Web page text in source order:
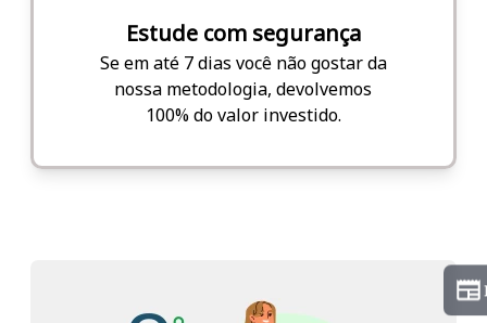
Estude com segurança
Se em até 7 dias você não gostar da
nossa metodologia, devolvemos
100% do valor investido.